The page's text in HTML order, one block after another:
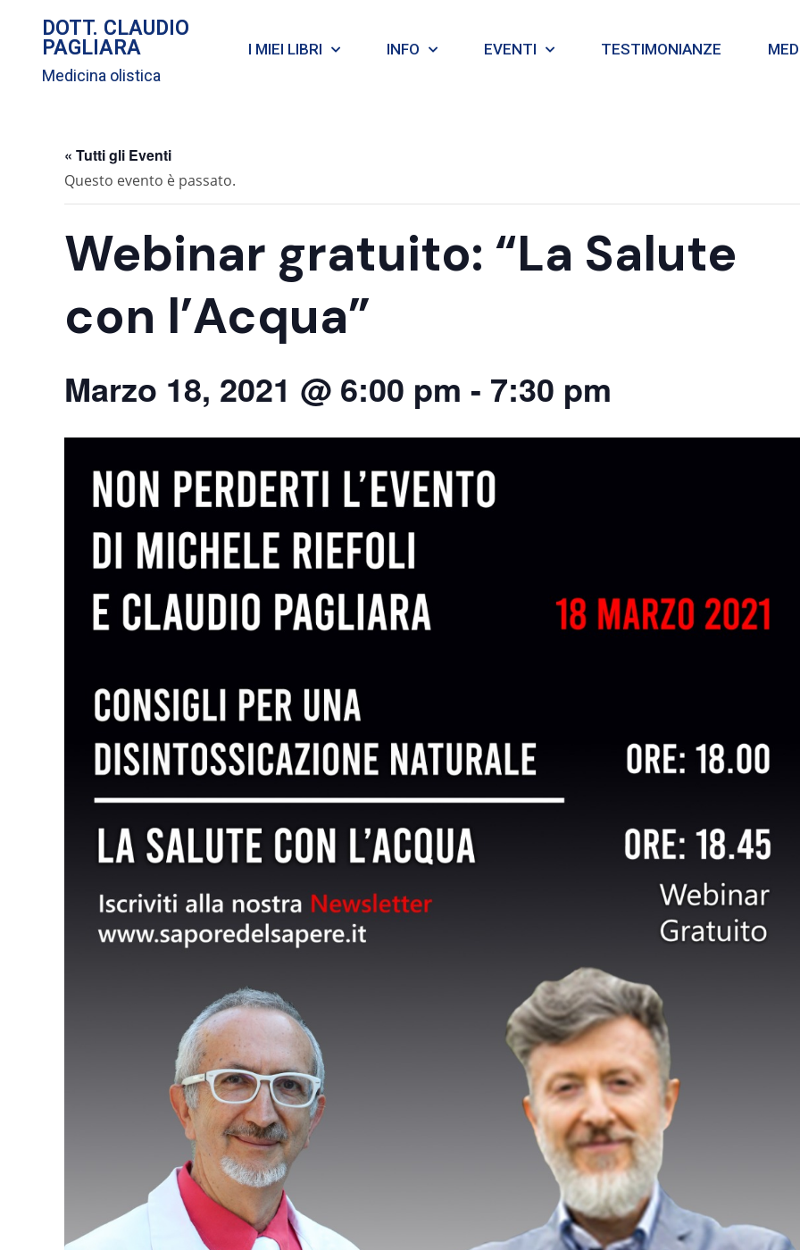
DOTT. CLAUDIO
PAGLIARA
Medicina olistica
I MIEI LIBRI INFO EVENTI TESTIMONIANZE
« Tutti gli Eventi
Questo evento è passato.
Webinar gratuito: “La Salute
con l’Acqua”
Marzo 18, 2021 @ 6:00 pm - 7:30 pm